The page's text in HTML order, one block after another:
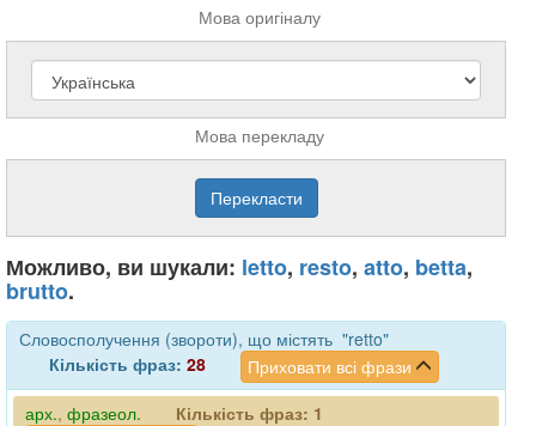
Мова оригіналу
Мова перекладу
Можливо, ви шукали: letto, resto, atto, betta,
brutto.
Словосполучення (звороти), що містять "retto"
Кількість фраз: 28
Приховати всі фрази
арх., фразеол. Кількість фраз: 1